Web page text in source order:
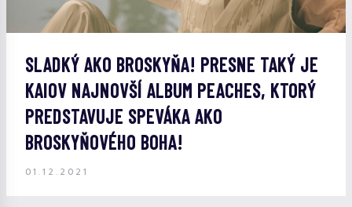
SLADKÝ AKO BROSKYŇA! PRESNE TAKÝ JE
KAIOV NAJNOVŠÍ ALBUM PEACHES, KTORÝ
PREDSTAVUJE SPEVÁKA AKO
BROSKYŇOVÉHO BOHA!
01.12.2021